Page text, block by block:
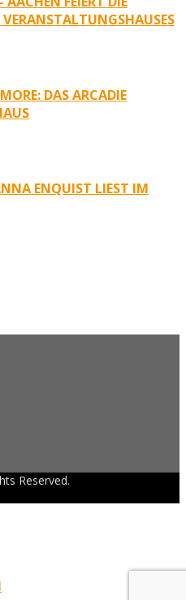
VERANSTALTUNGSHAUSES
DAS ARCADIE
ENQUIST LIEST IM
Reserved.